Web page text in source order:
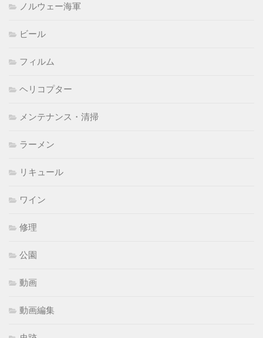
ノルウェー海軍
ビール
フィルム
ヘリコプター
メンテナンス・清掃
ラーメン
リキュール
ワイン
修理
公園
動画
動画編集